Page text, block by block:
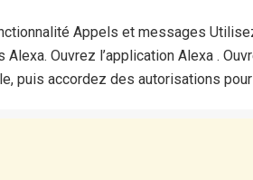
Appels et messages
Alexa. Ouvrez l’application Alexa .
puis accordez des autorisations